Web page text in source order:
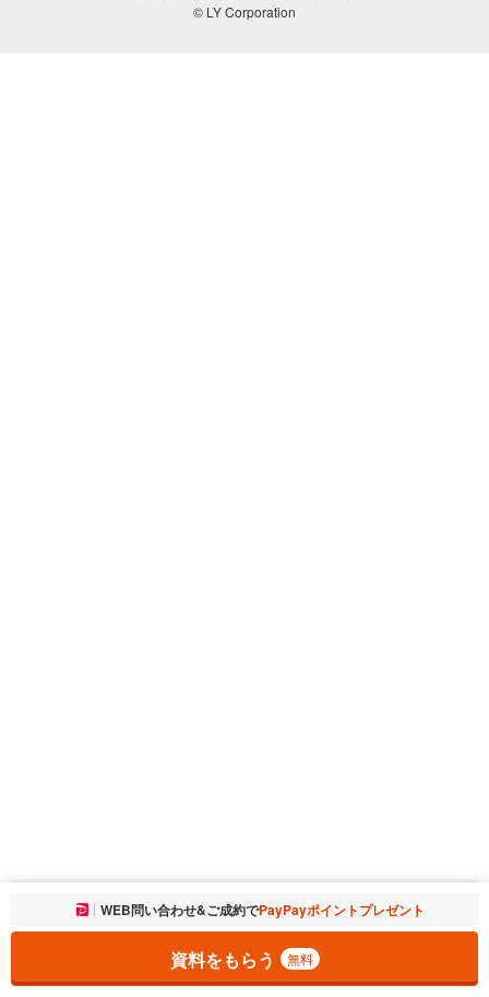
お気に入りに追加しました。 一覧を開く
WEB問い合わせ&ご成約でPayPayポイントプレゼント
資料をもらう 無料
© LY Corporation